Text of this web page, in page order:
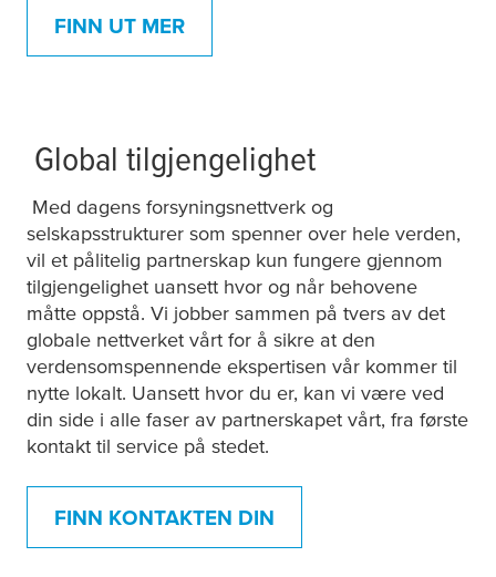
FINN UT MER
Global tilgjengelighet
Med dagens forsyningsnettverk og
selskapsstrukturer som spenner over hele verden,
vil et pålitelig partnerskap kun fungere gjennom
tilgjengelighet uansett hvor og når behovene
måtte oppstå. Vi jobber sammen på tvers av det
globale nettverket vårt for å sikre at den
verdensomspennende ekspertisen vår kommer til
nytte lokalt. Uansett hvor du er, kan vi være ved
din side i alle faser av partnerskapet vårt, fra første
kontakt til service på stedet.
FINN KONTAKTEN DIN